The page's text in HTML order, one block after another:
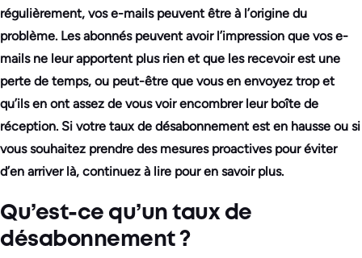
régulièrement, vos e-mails peuvent être à l’origine du
problème. Les abonnés peuvent avoir l’impression que vos e-
mails ne leur apportent plus rien et que les recevoir est une
perte de temps, ou peut-être que vous en envoyez trop et
qu’ils en ont assez de vous voir encombrer leur boîte de
réception. Si votre taux de désabonnement est en hausse ou si
vous souhaitez prendre des mesures proactives pour éviter
d’en arriver là, continuez à lire pour en savoir plus.
Qu’est-ce qu’un taux de
désabonnement ?